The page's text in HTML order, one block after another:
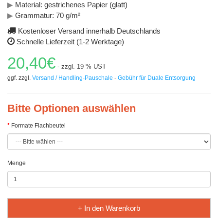
▶ Material: gestrichenes Papier (glatt)
▶ Grammatur: 70 g/m²
Kostenloser Versand innerhalb Deutschlands
Schnelle Lieferzeit (1-2 Werktage)
20,40€ - zzgl. 19 % UST
ggf. zzgl. Versand / Handling-Pauschale - Gebühr für Duale Entsorgung
Bitte Optionen auswählen
Formate Flachbeutel
Menge
+ In den Warenkorb